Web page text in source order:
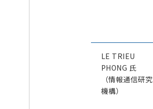
LE TRIEU
PHONG 氏
（情報通信研究
機構）